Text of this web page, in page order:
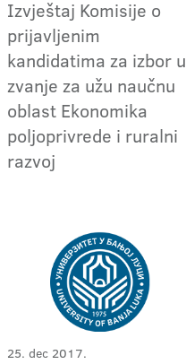
Izvještaj Komisije o
prijavljenim
kandidatima za izbor u
zvanje za užu naučnu
oblast Ekonomika
poljoprivrede i ruralni
razvoj
25. dec 2017.